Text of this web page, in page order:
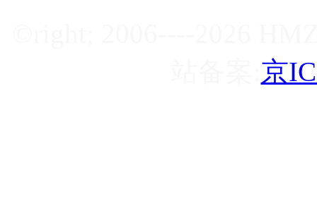
京